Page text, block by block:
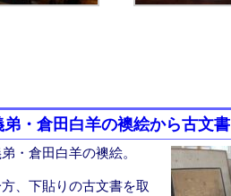
弟・倉田白羊の襖絵から古文書
・倉田白羊の襖絵。
、下貼りの古文書を取